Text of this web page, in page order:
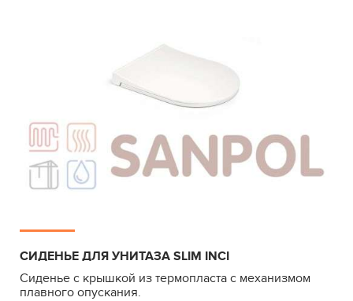
СИДЕНЬЕ ДЛЯ УНИТАЗА SLIM INCI
Сиденье с крышкой из термопласта с механизмом
плавного опускания.